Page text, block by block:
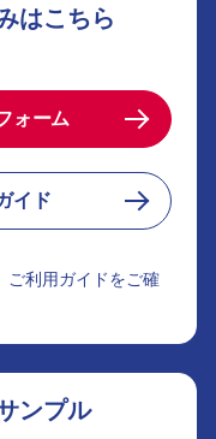
はこちら
ォーム
イド
ご利用ガイドをご確
ンプル